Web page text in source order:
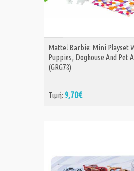
ΑΓΟΡΑ
Mattel Barbie: Mini Playset
Puppies, Doghouse And Pet
(GRG78)
Τιμή: 9,70€